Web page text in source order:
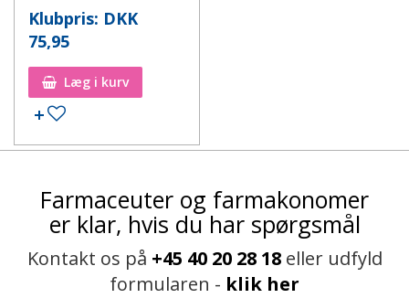
Klubpris: DKK
75,95
Læg i kurv
Farmaceuter og farmakonomer
er klar, hvis du har spørgsmål
Kontakt os på +45 40 20 28 18eller udfyld
formularen - klik her